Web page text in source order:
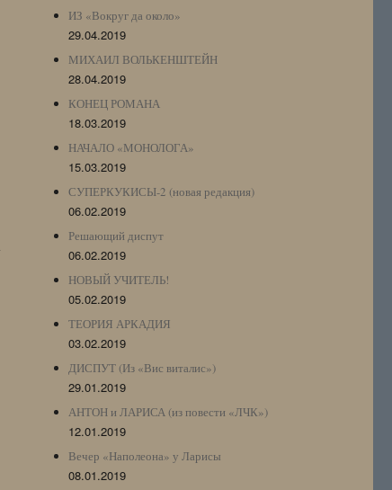
ИЗ «Вокруг да около»
29.04.2019
МИХАИЛ ВОЛЬКЕНШТЕЙН
28.04.2019
КОНЕЦ РОМАНА
18.03.2019
НАЧАЛО «МОНОЛОГА»
15.03.2019
СУПЕРКУКИСЫ-2 (новая редакция)
06.02.2019
Решающий диспут
06.02.2019
НОВЫЙ УЧИТЕЛЬ!
05.02.2019
ТЕОРИЯ АРКАДИЯ
03.02.2019
ДИСПУТ (Из «Вис виталис»)
29.01.2019
АНТОН и ЛАРИСА (из повести «ЛЧК»)
12.01.2019
Вечер «Наполеона» у Ларисы
08.01.2019